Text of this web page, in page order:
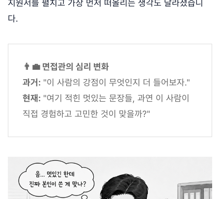
지원서를 펼치고 가장 먼저 떠올리는 생각도 달라졌습니
다.
👨‍💼 면접관의 심리 변화
과거: "이 사람의 강점이 무엇인지 더 들어보자."
현재: "여기 적힌 멋있는 문장들, 과연 이 사람이
직접 경험하고 고민한 것이 맞을까?"